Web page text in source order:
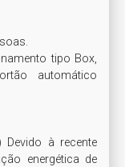
tipo Box,
automático
Devido à recente
energética de